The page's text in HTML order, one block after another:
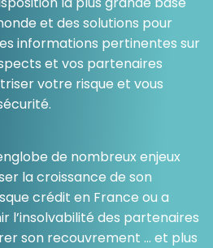
et des solutions pour
informations pertinentes sur
et vos partenaires
votre risque et vous
de nombreux enjeux
la croissance de son
crédit en France ou a
l’insolvabilité des partenaires
son recouvrement … et plus